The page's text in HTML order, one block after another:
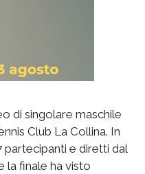
di singolare maschile
Club La Collina. In
e diretti dal
la finale ha visto